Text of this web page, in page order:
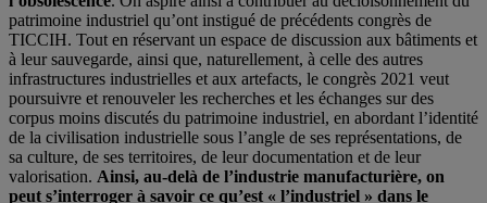
patrimoine industriel qu’ont instigué de précédents congrès de
TICCIH. Tout en réservant un espace de discussion aux bâtiments et
à leur sauvegarde, ainsi que, naturellement, à celle des autres
infrastructures industrielles et aux artefacts, le congrès 2021 veut
poursuivre et renouveler les recherches et les échanges sur des
corpus moins discutés du patrimoine industriel, en abordant l’identité
de la civilisation industrielle sous l’angle de ses représentations, de
sa culture, de ses territoires, de leur documentation et de leur
valorisation. Ainsi, au-delà de l’industrie manufacturière, on
peut s’interroger à savoir ce qu’est « l’industriel » dans le